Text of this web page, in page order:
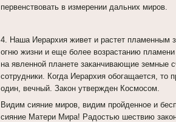
первенствовать в измерении дальних миров.
4. Наша Иерархия живет и растет пламенным
огню жизни и еще более возрастанию
на явленной планете заканчивающие земные
сотрудники. Когда Иерархия обогащается, то
один, вечный. Закон утвержден Космосом.
Видим сияние миров, видим пройденное и
сияние Матери Мира! Радостью шествию